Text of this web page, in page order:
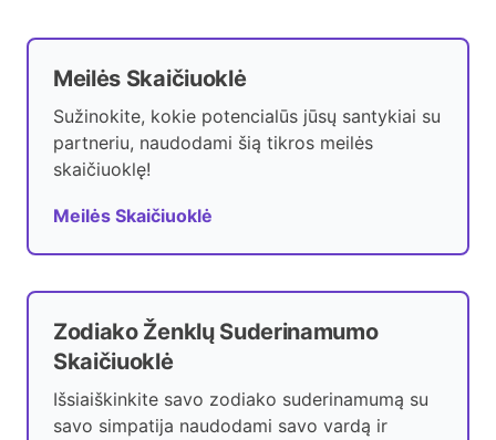
Meilės Skaičiuoklė
Sužinokite, kokie potencialūs jūsų santykiai su
partneriu, naudodami šią tikros meilės
skaičiuoklę!
Meilės Skaičiuoklė
Zodiako Ženklų Suderinamumo
Skaičiuoklė
Išsiaiškinkite savo zodiako suderinamumą su
savo simpatija naudodami savo vardą ir